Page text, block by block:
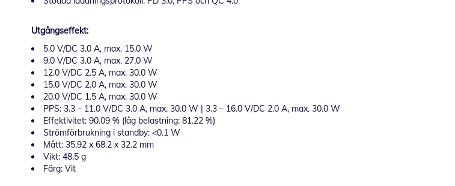
Utgångseffekt:
5.0 V/DC 3.0 A, max. 15.0 W
9.0 V/DC 3.0 A, max. 27.0 W
12.0 V/DC 2.5 A, max. 30.0 W
15.0 V/DC 2.0 A, max. 30.0 W
20.0 V/DC 1.5 A, max. 30.0 W
PPS: 3.3 – 11.0 V/DC 3.0 A, max. 30.0 W | 3.3 – 16.0 V/DC 2.0 A, max. 30.0 W
Effektivitet: 90.09 % (låg belastning: 81.22 %)
Strömförbrukning i standby: <0.1 W
Mått: 35.92 x 68.2 x 32.2 mm
Vikt: 48.5 g
Färg: Vit